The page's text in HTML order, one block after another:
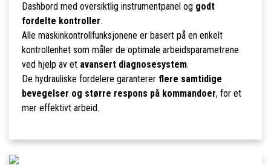
Dashbord med oversiktlig instrumentpanel og godt
fordelte kontroller.
Alle maskinkontrollfunksjonene er basert på en enkelt
kontrollenhet som måler de optimale arbeidsparametrene
ved hjelp av et avansert diagnosesystem.
De hydrauliske fordelere garanterer flere samtidige
bevegelser og større respons på kommandoer, for et
mer effektivt arbeid.